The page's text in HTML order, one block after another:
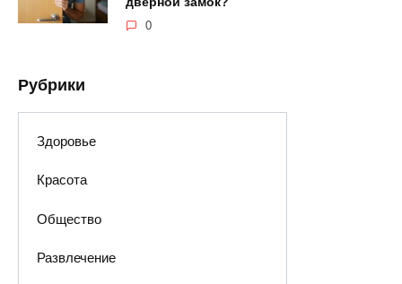
0
Рубрики
Здоровье
Красота
Общество
Развлечение